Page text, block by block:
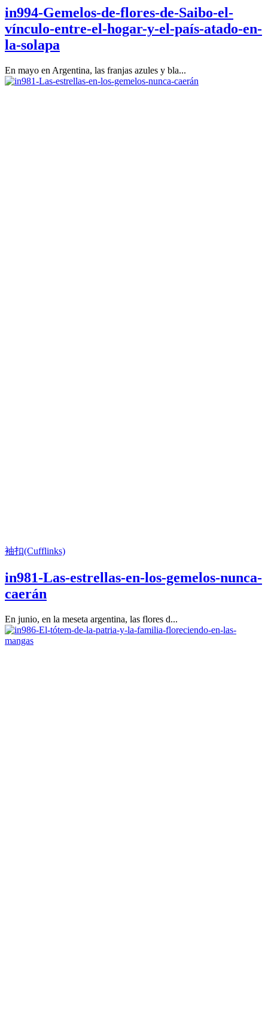
in994-Gemelos-de-flores-de-Saibo-el-
vínculo-entre-el-hogar-y-el-país-atado-en-
la-solapa
En mayo en Argentina, las franjas azules y bla...
袖扣(Cufflinks)
in981-Las-estrellas-en-los-gemelos-nunca-
caerán
En junio, en la meseta argentina, las flores d...